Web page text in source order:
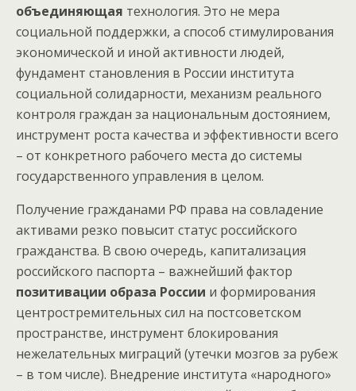
объединяющая технология. Это не мера
социальной поддержки, а способ стимулирования
экономической и иной активности людей,
фундамент становления в России института
социальной солидарности, механизм реального
контроля граждан за национальным достоянием,
инструмент роста качества и эффективности всего
– от конкретного рабочего места до системы
государственного управления в целом.
Получение гражданами РФ права на совладение
активами резко повысит статус российского
гражданства. В свою очередь, капитализация
российского паспорта – важнейший фактор
позитивации образа России и формирования
центростремительных сил на постсоветском
пространстве, инструмент блокирования
нежелательных миграций (утечки мозгов за рубеж
– в том числе). Внедрение института «народного»